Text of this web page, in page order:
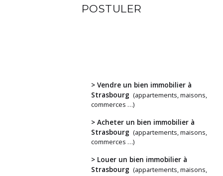
POSTULER
> Vendre un bien immobilier à
Strasbourg (appartements, maisons,
commerces …)
> Acheter un bien immobilier à
Strasbourg (appartements, maisons,
commerces …)
> Louer un bien immobilier à
Strasbourg (appartements, maisons,